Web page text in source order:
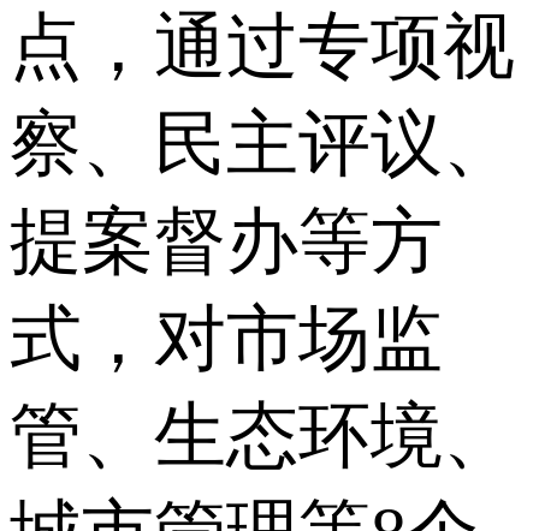
点，通过专项视
察、民主评议、
提案督办等方
式，对市场监
管、生态环境、